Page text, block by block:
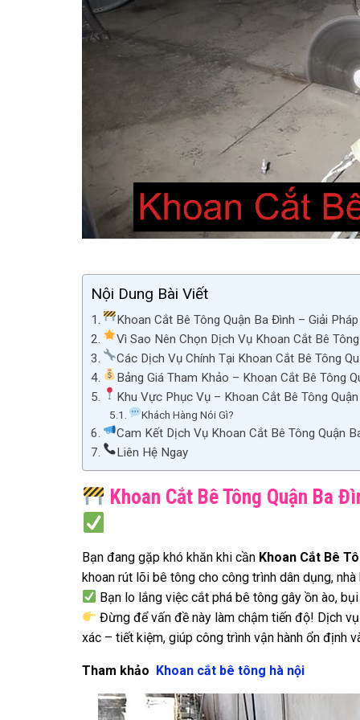
Nội Dung Bài Viết
Khoan Cắt Bê Tông Quận Ba Đình – Giải
Vì Sao Nên Chọn Dịch Vụ Khoan Cắt Bê
Các Dịch Vụ Chính Tại Khoan Cắt Bê Tông
Bảng Giá Tham Khảo – Khoan Cắt Bê Tông
Khu Vực Phục Vụ – Khoan Cắt Bê Tông
Khách Hàng Nói Gì?
Cam Kết Dịch Vụ Khoan Cắt Bê Tông Quận
Liên Hệ Ngay
Khoan Cắt Bê Tông Quận Ba
Bạn đang gặp khó khăn khi cần Khoan Cắt Bê
khoan rút lõi bê tông cho công trình dân dụng, nhà
Bạn lo lắng việc cắt phá bê tông gây ồn ào,
Đừng để vấn đề này làm chậm tiến độ! Dịch
xác – tiết kiệm, giúp công trình vận hành ổn định
Tham khảo Khoan cắt bê tông hà nội